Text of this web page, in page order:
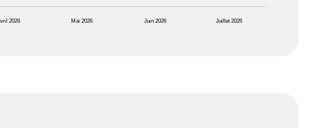
2026 Mai 2026 Juin 2026 Juillet 2026